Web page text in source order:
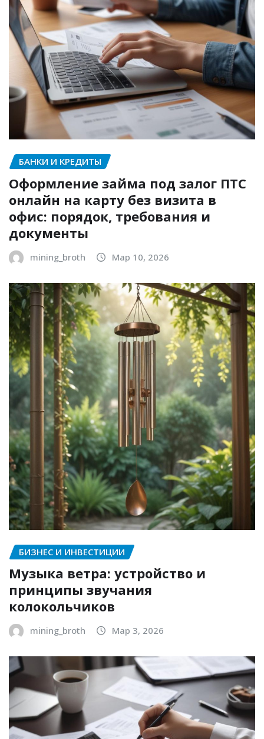
БАНКИ И КРЕДИТЫ
Оформление займа под залог ПТС
онлайн на карту без визита в
офис: порядок, требования и
документы
mining_broth Мар 10, 2026
БИЗНЕС И ИНВЕСТИЦИИ
Музыка ветра: устройство и
принципы звучания
колокольчиков
mining_broth Мар 3, 2026